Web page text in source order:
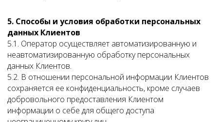
5. Способы и условия обработки персональных
данных Клиентов
5.1. Оператор осуществляет автоматизированную и
неавтоматизированную обработку персональных
данных Клиентов.
5.2. В отношении персональной информации Клиентов
сохраняется ее конфиденциальность, кроме случаев
добровольного предоставления Клиентом
информации о себе для общего доступа